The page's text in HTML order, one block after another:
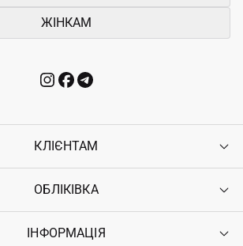
ЖІНКАМ
КЛІЄНТАМ
Контакти
Повернення
ОБЛІКІВКА
Увійти
ІНФОРМАЦІЯ